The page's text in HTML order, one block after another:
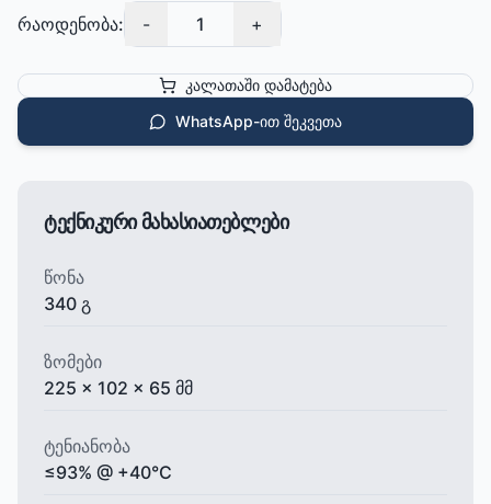
რაოდენობა: - 1 +
კალათაში დამატება
WhatsApp-ით შეკვეთა
ტექნიკური მახასიათებლები
წონა
340 გ
ზომები
225 x 102 x 65 მმ
ტენიანობა
≤93% @ +40°C